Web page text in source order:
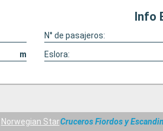
Info
N° de pasajeros:
m Eslora:
Norwegian StarCruceros Fiordos y